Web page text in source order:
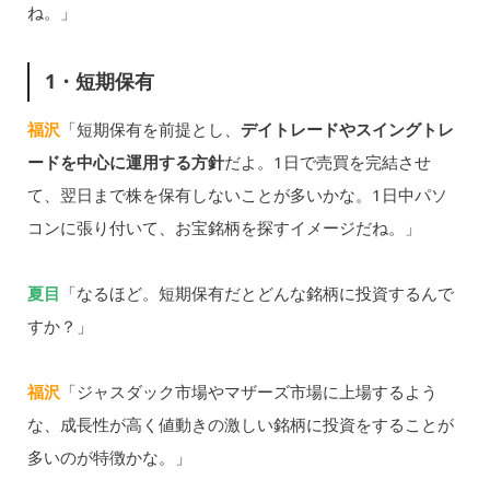
ね。」
1・短期保有
福沢 「短期保有を前提とし、 デイトレードやスイングトレ
ードを中心に運用する方針だよ。1日で売買を完結させ
て、翌日まで株を保有しないことが多いかな。1日中パソ
コンに張り付いて、お宝銘柄を探すイメージだね。」
夏目 「なるほど。短期保有だとどんな銘柄に投資するんで
すか？」
福沢「ジャスダック市場やマザーズ市場に上場するよう
な、成長性が高く値動きの激しい銘柄に投資をすることが
多いのが特徴かな。」